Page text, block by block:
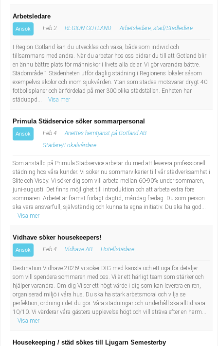
Arbetsledare
Ansök Feb 2 REGION GOTLAND Arbetsledare, städ/Städledare
I Region Gotland kan du utvecklas och växa, både som individ och
tillsammans med andra. När du arbetar hos oss bidrar du till att Gotland blir
en ännu bättre plats för människor i livets alla delar. Vi gör varandra bättre.
Städområde 1 Städenheten utför daglig städning i Regionens lokaler såsom
exempelvis skolor och inom sjukvården. Ytan som städas motsvarar drygt 40
fotbollsplaner och är fördelad på mer 300 olika städställen. Enheten har
städuppd...
Visa mer
Primula Städservice söker sommarpersonal
Ansök Feb 4
Anettes hemtjänst på Gotland AB
Städare/Lokalvårdare
Som anställd på Primula Städservice arbetar du med att leverera professionell
städning hos våra kunder. Vi söker nu sommarvikarier till vår städverksamhet i
Slite och Visby. Vi söker dig som vill arbeta mellan 60-90% under sommaren,
juni-augusti. Det finns möjlighet till introduktion och att arbeta extra före
sommaren. Arbetet är främst förlagt dagtid, måndag-fredag. Du som person
ska vara ansvarfull, självständig och kunna ta egna initiativ. Du ska ha god...
Visa mer
Vidhave söker housekeepers!
Ansök Feb 4 Vidhave AB Hotellstädare
Destination Vidhave 2026! vi söker DIG med känsla och ett öga för detaljer
som vill spendera sommaren med oss. Vi är ett härligt team som stärker och
hjälper varandra. Om dig Vi ser ett högt värde i dig som kan leverera en ren,
organiserad miljö i våra hus. Du ska ha stark arbetsmoral och vilja se
perfektion, ordning i det du gör. Våra städningar och underhåll ska alltid vara
10/10. Vi värderar våra gästers upplevelse högt och vill sträva efter en harm...
Visa mer
Housekeeping / städ sökes till Ljugarn Semesterby